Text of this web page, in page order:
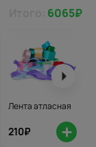
6065₽
Лента атласная
210₽ +